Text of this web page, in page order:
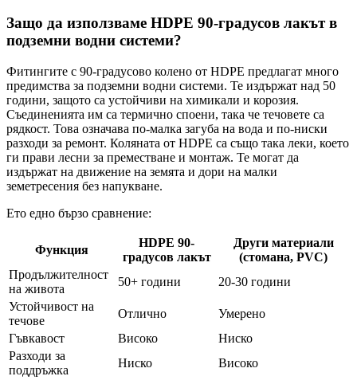
Защо да използваме HDPE 90-градусов лакът в
подземни водни системи?
Фитингите с 90-градусово колено от HDPE предлагат много
предимства за подземни водни системи. Те издържат над 50
години, защото са устойчиви на химикали и корозия.
Съединенията им са термично споени, така че течовете са
рядкост. Това означава по-малка загуба на вода и по-ниски
разходи за ремонт. Коляната от HDPE са също така леки, което
ги прави лесни за преместване и монтаж. Те могат да
издържат на движение на земята и дори на малки
земетресения без напукване.
Ето едно бързо сравнение:
Функция
HDPE 90-
градусов лакът
Други материали
(стомана, PVC)
Продължителност
на живота
50+ години
20-30 години
Устойчивост на
течове
Отлично
Умерено
Гъвкавост
Високо
Ниско
Разходи за
поддръжка
Ниско Високо